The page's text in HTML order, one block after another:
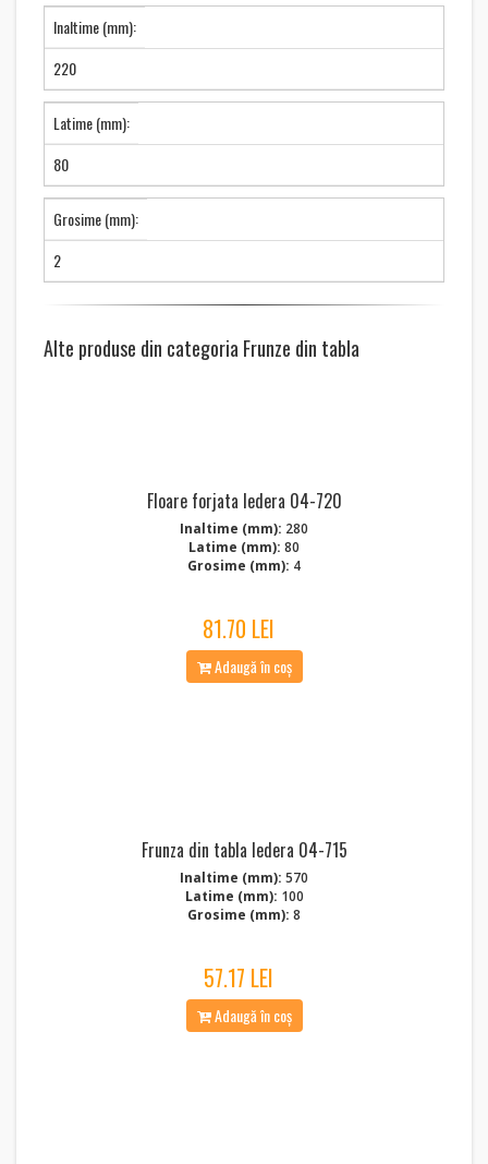
Inaltime (mm):
220
Latime (mm):
80
Grosime (mm):
2
Alte produse din categoria Frunze din tabla
Floare forjata Iedera 04-720
Inaltime (mm): 280
Latime (mm): 80
Grosime (mm): 4
81.70 LEI
Adaugă în coș
Frunza din tabla Iedera 04-715
Inaltime (mm): 570
Latime (mm): 100
Grosime (mm): 8
57.17 LEI
Adaugă în coș